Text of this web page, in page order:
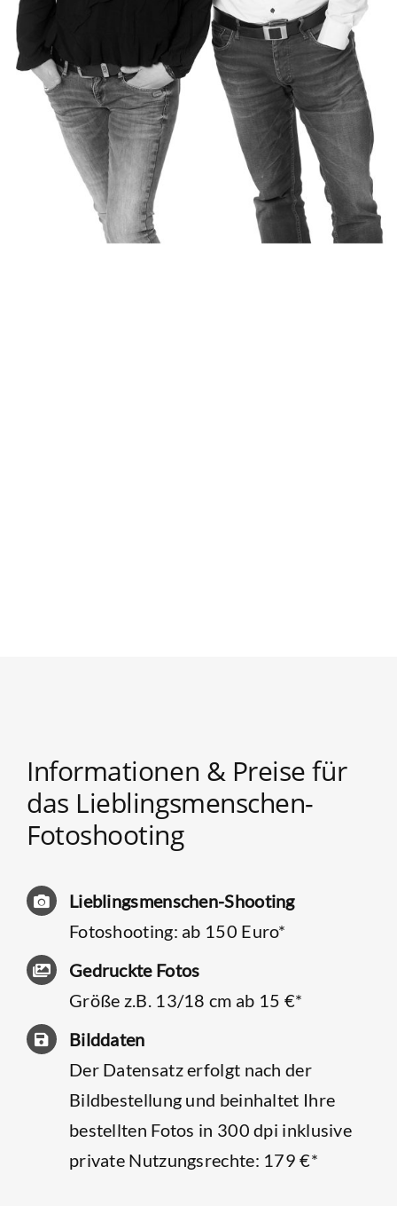
Informationen & Preise für
das Lieblingsmenschen-
Fotoshooting
Lieblingsmenschen-Shooting
Fotoshooting: ab 150 Euro*
Gedruckte Fotos
Größe z.B. 13/18 cm ab 15 €*
Bilddaten
Der Datensatz erfolgt nach der
Bildbestellung und beinhaltet Ihre
bestellten Fotos in 300 dpi inklusive
private Nutzungsrechte: 179 €*